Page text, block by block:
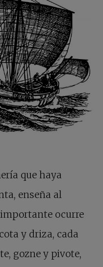
que haya
enseña al
ocurre
y driza, cada
gozne y pivote,